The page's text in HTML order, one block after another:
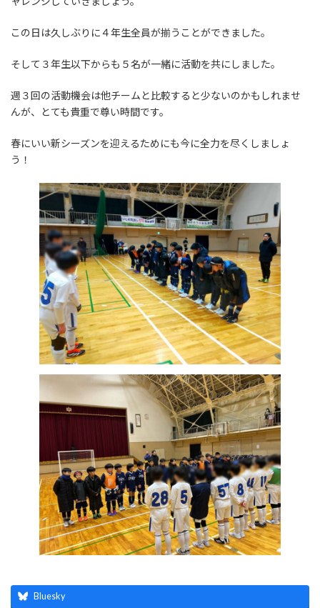
この日は久しぶりに４年生全員が揃うことができました。
そして３年生以下からも５名が一緒に活動を共にしました。
週３回の活動機会は他チームと比較すると少ないのかもしれませ
んが、とても貴重で尊い時間です。
春にいい新シーズンを迎えるためにも今に全力を尽くしましょ
う！
Bluesky